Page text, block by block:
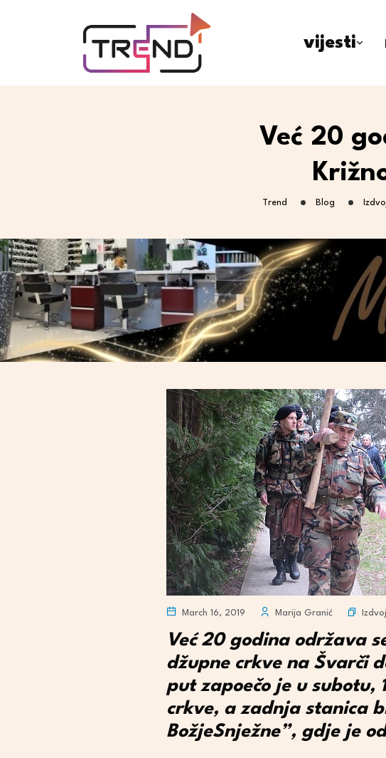
vijesti
Već 20
Trend Blog
March 16, 2019 Marija Granić
Već 20 godina održava
džupne crkve na Švarči
put zapoečo je u subotu,
crkve, a zadnja stanica
BožjeSnježne”, gdje je